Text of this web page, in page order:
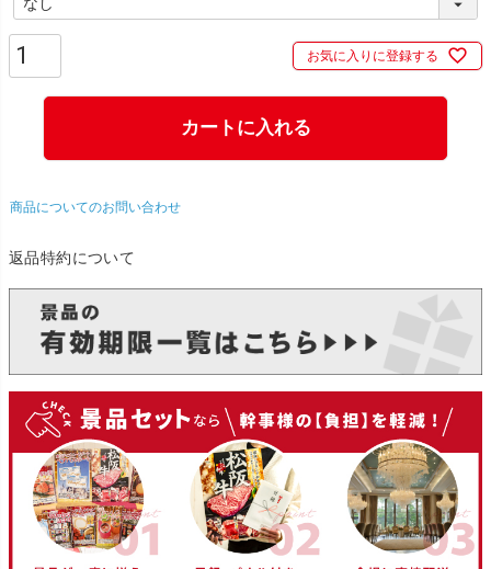
必
お気に入りに登録する
カートに入れる
商品についてのお問い合わせ
返品特約について